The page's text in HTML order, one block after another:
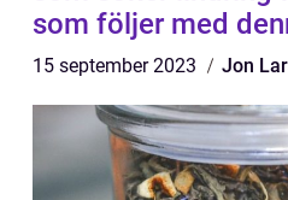
som följer med
15 september 2023 Jon